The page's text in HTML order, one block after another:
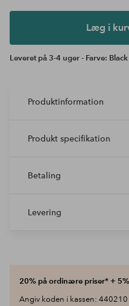
Læg i
Leveret på 3-4 uger - Farve: Black
Produktinformation
Produkt specifikation
Betaling
Levering
20% på ordinære priser* +
Angiv koden i kassen: 440210